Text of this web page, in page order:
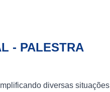
- PALESTRA
diversas situações